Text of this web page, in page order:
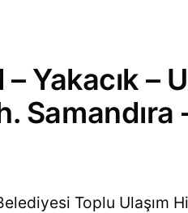
Yakacık –
Toplu Ulaşım